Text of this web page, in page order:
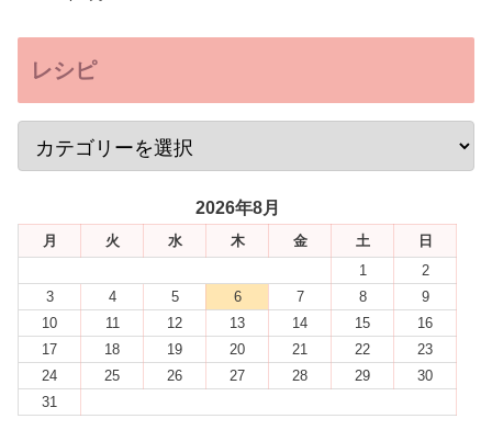
レシピ
2026年8月
月 火 水 木 金 土
日
1
2
3
4 5 6 7 8
9
10
11 12 13 14 15
16
17
18 19 20 21 22
23
24
25 26 27 28 29
30
31